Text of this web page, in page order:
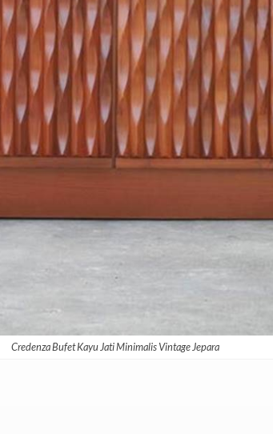
Credenza Bufet Kayu Jati Minimalis Vintage Jepara